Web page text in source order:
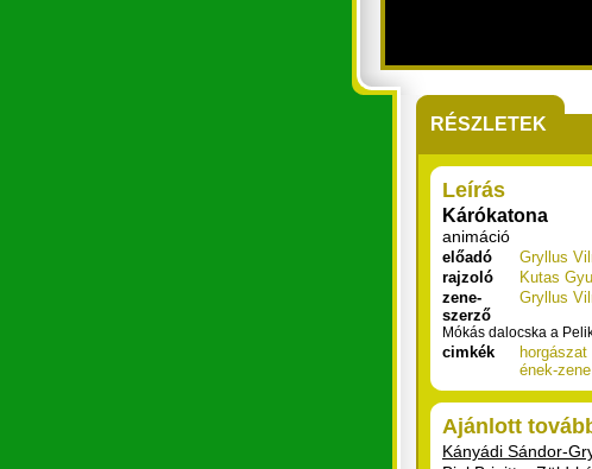
RÉSZLETEK
Leírás
Kárókatona
animáció
előadó
Gryllus
rajzoló
Kutas
zene-
szerző
Gryllus
Mókás dalocska a
cimkék horgászat
ének-zene
Ajánlott
Kányádi Sándor-